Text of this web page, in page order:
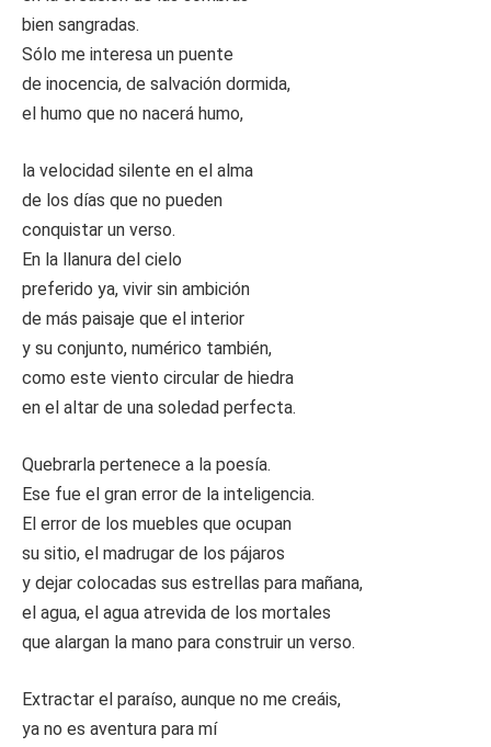
bien sangradas.
Sólo me interesa un puente
de inocencia, de salvación dormida,
el humo que no nacerá humo,
la velocidad silente en el alma
de los días que no pueden
conquistar un verso.
En la llanura del cielo
preferido ya, vivir sin ambición
de más paisaje que el interior
y su conjunto, numérico también,
como este viento circular de hiedra
en el altar de una soledad perfecta.
Quebrarla pertenece a la poesía.
Ese fue el gran error de la inteligencia.
El error de los muebles que ocupan
su sitio, el madrugar de los pájaros
y dejar colocadas sus estrellas para mañana,
el agua, el agua atrevida de los mortales
que alargan la mano para construir un verso.
Extractar el paraíso, aunque no me creáis,
ya no es aventura para mí